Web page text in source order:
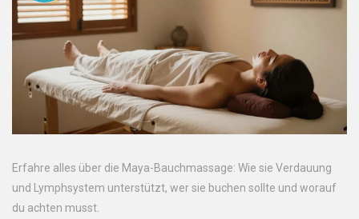
Erfahre alles über die Maya-Bauchmassage: Wie sie Verdauung
und Lymphsystem unterstützt, wer sie buchen sollte und worauf
du achten musst.